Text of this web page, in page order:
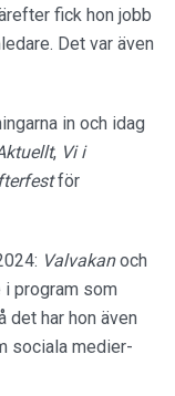
fick hon jobb
Det var även
in och idag
, Vi i
för
Valvakanoch
program som
det har hon även
sociala medier-